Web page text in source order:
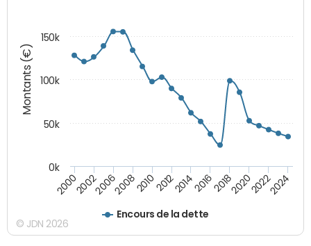
Montants (€)
Encours de la dette
200020022006200820102012201420162018202020222024
0k
50k
100k
150k
© JDN 2026